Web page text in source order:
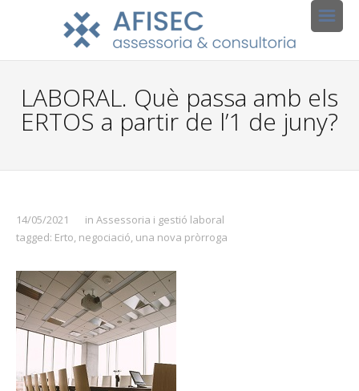
LABORAL. Què passa amb els
ERTOS a partir de l’1 de juny?
14/05/2021 in Assessoria i gestió laboral
tagged: Erto, negociació, una nova pròrroga